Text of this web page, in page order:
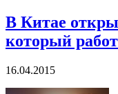
В Китае
который
16.04.2015